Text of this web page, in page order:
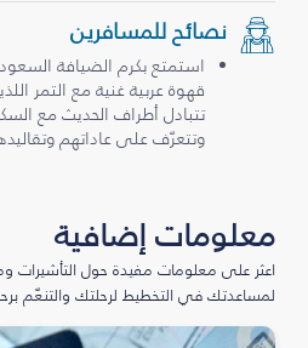
نصائح للمسافرين
استمتع بكرم الضيافة
قهوة عربية غنية مع التمر
تتبادل أطراف الحديث مع
وتتعرّف على عاداتهم
معلومات إضافية
اعثر على معلومات مفيدة حول التأشيرات
لمساعدتك في التخطيط لرحلتك والتنعّم